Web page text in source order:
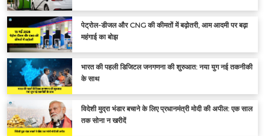
पेट्रोल-डीजल और CNG की कीमतों में बढ़ोतरी, आम आदमी पर बढ़ा
महंगाई का बोझ
भारत की पहली डिजिटल जनगणना की शुरुआत: नया युग नई तकनीकी
के साथ
विदेशी मुद्रा भंडार बचाने के लिए प्रधानमंत्री मोदी की अपील: एक साल
तक सोना न खरीदें